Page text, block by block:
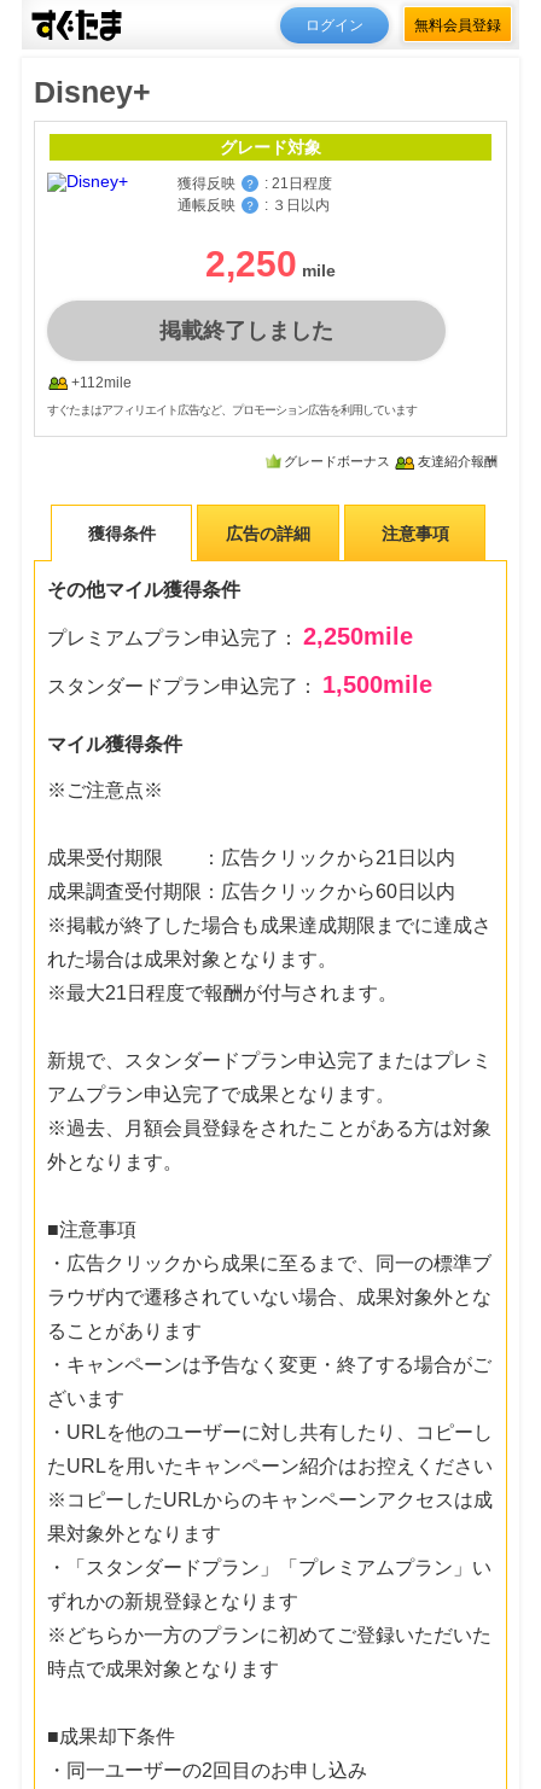
ログイン 無料会員登録
Disney+
グレード対象
獲得反映 ？ : 21日程度
通帳反映
？ : ３日以内
2,250
掲載終了しました
+112mile
すぐたまはアフィリエイト広告など、プロモーション広告を利用しています
グレードボーナス 友達紹介報酬
獲得条件 広告の詳細 注意事項
その他マイル獲得条件
プレミアムプラン申込完了：2,250mile
スタンダードプラン申込完了： 1,500mile
マイル獲得条件
※ご注意点※
成果受付期限 ：広告クリックから21日以内
成果調査受付期限：広告クリックから60日以内
※掲載が終了した場合も成果達成期限までに達成さ
れた場合は成果対象となります。
※最大21日程度で報酬が付与されます。
新規で、スタンダードプラン申込完了またはプレミ
アムプラン申込完了で成果となります。
※過去、月額会員登録をされたことがある方は対象
外となります。
■注意事項
・広告クリックから成果に至るまで、同一の標準ブ
ラウザ内で遷移されていない場合、成果対象外とな
ることがあります
・キャンペーンは予告なく変更・終了する場合がご
ざいます
・URLを他のユーザーに対し共有したり、コピーし
たURLを用いたキャンペーン紹介はお控えください
※コピーしたURLからのキャンペーンアクセスは成
果対象外となります
・「スタンダードプラン」「プレミアムプラン」い
ずれかの新規登録となります
※どちらか一方のプランに初めてご登録いただいた
時点で成果対象となります
■成果却下条件
・同一ユーザーの2回目のお申し込み